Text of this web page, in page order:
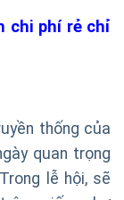
chi phí rẻ chỉ
thống của
quan trọng
lễ hội, sẽ